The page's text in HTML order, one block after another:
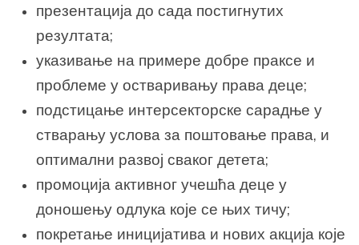
презентација до сада постигнутих
резултата;
указивање на примере добре праксе и
проблеме у остваривању права деце;
подстицање интерсекторске сарадње у
стварању услова за поштовање права, и
оптимални развој сваког детета;
промоција активног учешћа деце у
доношењу одлука које се њих тичу;
покретање иницијатива и нових акција које